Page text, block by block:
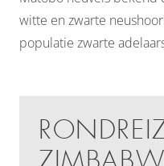
witte en zwarte
populatie zwarte